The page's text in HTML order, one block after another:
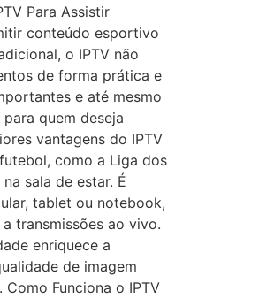
Para Assistir
conteúdo esportivo
o IPTV não
de forma prática e
e até mesmo
quem deseja
vantagens do IPTV
como a Liga dos
sala de estar. É
tablet ou notebook,
transmissões ao vivo.
enriquece a
de imagem
Funciona o IPTV